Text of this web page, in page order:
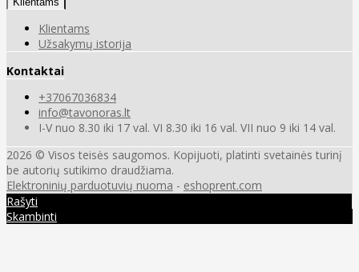
Klientams
Užsakymų istorija
Kontaktai
+37067036834
info@tavonoras.lt
I-V nuo 8.30 iki 17 val. VI 8.30 iki 16 val. VII nuo 9 iki 14 val.
2026 © Visos teisės saugomos. Kopijuoti, platinti svetainės turinį
be autorių sutikimo draudžiama.
Elektroninių parduotuvių nuoma - eshoprent.com
Rašyti
Skambinti